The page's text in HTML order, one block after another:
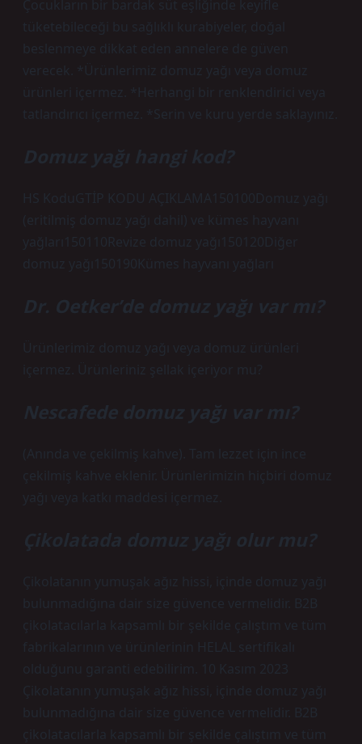
Çocukların bir bardak süt eşliğinde keyifle
tüketebileceği bu sağlıklı kurabiyeler, doğal
beslenmeye dikkat eden annelere de güven
verecek. *Ürünlerimiz domuz yağı veya domuz
ürünleri içermez. *Herhangi bir renklendirici veya
tatlandırıcı içermez. *Serin ve kuru yerde saklayınız.
Domuz yağı hangi kod?
HS KoduGTİP KODU AÇIKLAMA150100Domuz yağı
(eritilmiş domuz yağı dahil) ve kümes hayvanı
yağları150110Revize domuz yağı150120Diğer
domuz yağı150190Kümes hayvanı yağları
Dr. Oetker’de domuz yağı var mı?
Ürünlerimiz domuz yağı veya domuz ürünleri
içermez. Ürünleriniz şellak içeriyor mu?
Nescafede domuz yağı var mı?
(Anında ve çekilmiş kahve). Tam lezzet için ince
çekilmiş kahve eklenir. Ürünlerimizin hiçbiri domuz
yağı veya katkı maddesi içermez.
Çikolatada domuz yağı olur mu?
Çikolatanın yumuşak ağız hissi, içinde domuz yağı
bulunmadığına dair size güvence vermelidir. B2B
çikolatacılarla kapsamlı bir şekilde çalıştım ve tüm
fabrikalarının ve ürünlerinin HELAL sertifikalı
olduğunu garanti edebilirim. 10 Kasım 2023
Çikolatanın yumuşak ağız hissi, içinde domuz yağı
bulunmadığına dair size güvence vermelidir. B2B
çikolatacılarla kapsamlı bir şekilde çalıştım ve tüm